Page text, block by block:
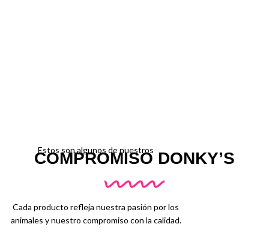
Estos son algunos de nuestros
COMPROMISO DONKY’S
Cada producto refleja nuestra pasión por los
animales y nuestro compromiso con la calidad.